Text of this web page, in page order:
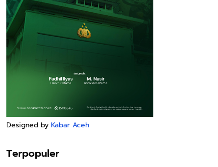
Designed by Kabar Aceh
Terpopuler